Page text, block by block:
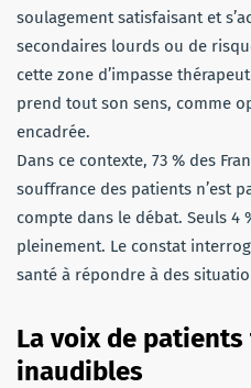
soulagement satisfaisant et
secondaires lourds ou de
cette zone d’impasse
prend tout son sens, comme
encadrée.
Dans ce contexte, 73 % des
souffrance des patients n’est
compte dans le débat. Seuls 4
pleinement. Le constat
santé à répondre à des
La voix de
inaudibles